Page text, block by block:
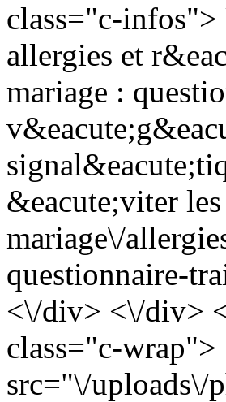
class="c-infos">
allergies et
mariage :
&eacute;viter
mariage\/
questionnaire-
<\/div> <\/div>
class="c-
src="\/uploads\/